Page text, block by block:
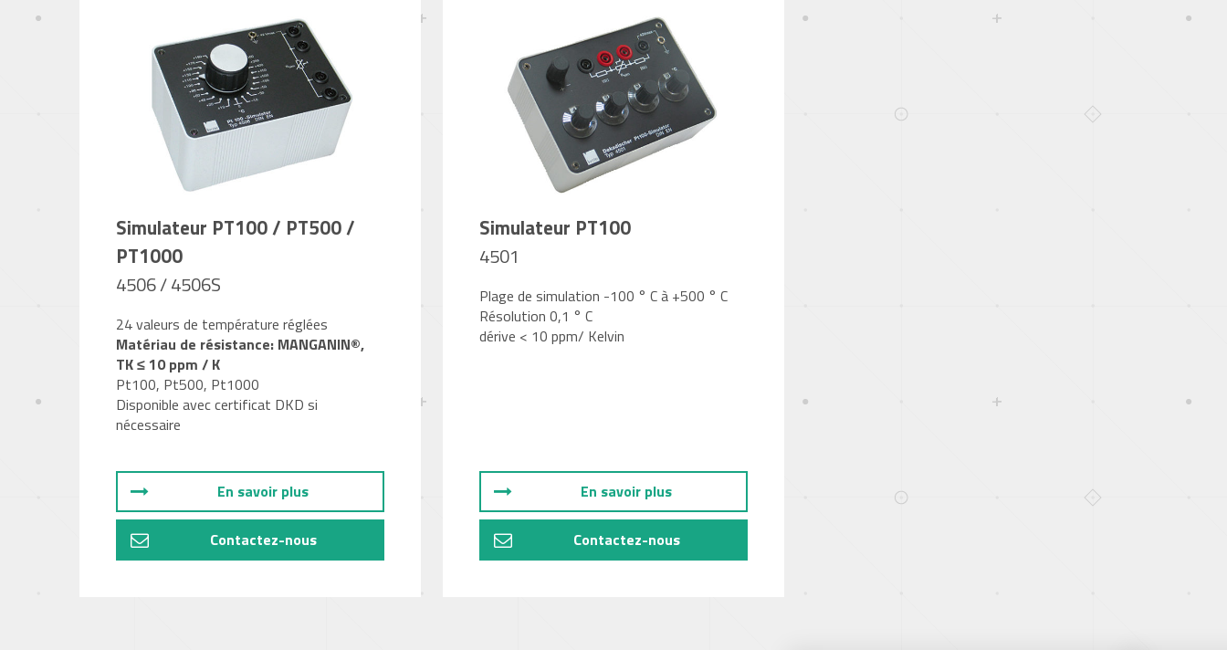
Simulateur PT100 / PT500 /
PT1000
4506 / 4506S
24 valeurs de température réglées
Matériau de résistance: MANGANIN®,
TK ≤ 10 ppm / K
Pt100, Pt500, Pt1000
Disponible avec certificat DKD si
nécessaire
En savoir plus
Contactez-nous
Simulateur PT100
4501
Plage de simulation -100 ° C à +500 ° C
Résolution 0,1 ° C
dérive < 10 ppm/ Kelvin
En savoir plus
Contactez-nous